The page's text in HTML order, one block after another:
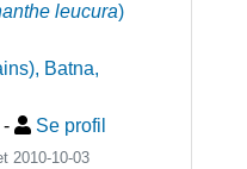
leucura)
Batna,
- Se profil
2010-10-03